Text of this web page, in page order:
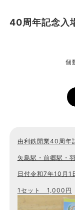
40周年記念入
個
由利鉄開業40周年
矢島駅・前郷駅・
日付令和7年10月
1セット 1,000円